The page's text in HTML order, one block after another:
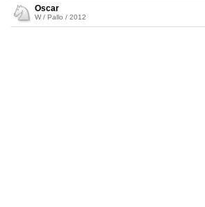
Oscar
W / Pallo / 2012